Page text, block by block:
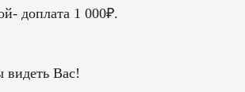
доплата 1 000₽.
видеть Вас!